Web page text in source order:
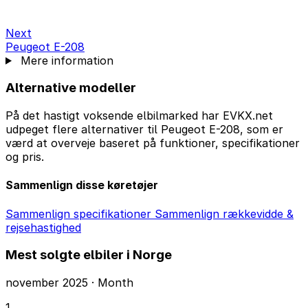
Next
Peugeot E-208
Mere information
Alternative modeller
På det hastigt voksende elbilmarked har EVKX.net
udpeget flere alternativer til Peugeot E-208, som er
værd at overveje baseret på funktioner, specifikationer
og pris.
Sammenlign disse køretøjer
Sammenlign specifikationer Sammenlign rækkevidde &
rejsehastighed
Mest solgte elbiler i Norge
november 2025 · Month